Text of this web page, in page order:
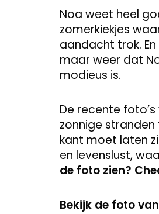
Noa weet heel
zomerkiekjes
aandacht trok.
maar weer dat
modieus is.
De recente
zonnige
kant moet laten
en levenslust,
de foto zien?
Bekijk de foto